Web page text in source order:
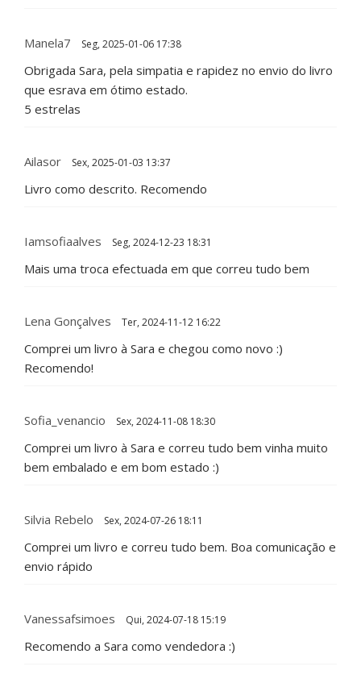
Manela7 Seg, 2025-01-06 17:38
Obrigada Sara, pela simpatia e rapidez no envio do livro
que esrava em ótimo estado.
5 estrelas
Ailasor Sex, 2025-01-03 13:37
Livro como descrito. Recomendo
Iamsofiaalves Seg, 2024-12-23 18:31
Mais uma troca efectuada em que correu tudo bem
Lena Gonçalves Ter, 2024-11-12 16:22
Comprei um livro à Sara e chegou como novo :)
Recomendo!
Sofia_venancio Sex, 2024-11-08 18:30
Comprei um livro à Sara e correu tudo bem vinha muito
bem embalado e em bom estado :)
Silvia Rebelo Sex, 2024-07-26 18:11
Comprei um livro e correu tudo bem. Boa comunicação e
envio rápido
Vanessafsimoes Qui, 2024-07-18 15:19
Recomendo a Sara como vendedora :)